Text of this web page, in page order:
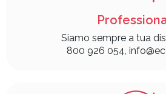
Siamo sempre a tua
800 926 054,